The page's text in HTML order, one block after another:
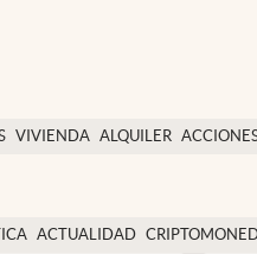
VIVIENDA ALQUILER
ACTUALIDAD